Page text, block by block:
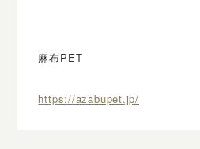
麻布PET
https://azabupet.jp/